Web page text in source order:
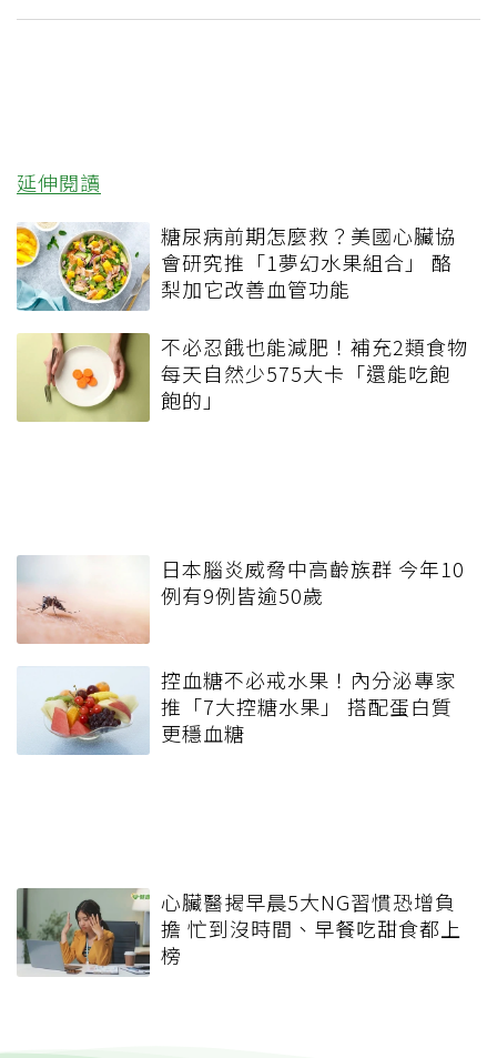
延伸閱讀
糖尿病前期怎麼救？美國心臟協
會研究推「1夢幻水果組合」 酪
梨加它改善血管功能
不必忍餓也能減肥！補充2類食物
每天自然少575大卡「還能吃飽
飽的」
日本腦炎威脅中高齡族群 今年10
例有9例皆逾50歲
控血糖不必戒水果！內分泌專家
推「7大控糖水果」 搭配蛋白質
更穩血糖
心臟醫揭早晨5大NG習慣恐增負
擔 忙到沒時間、早餐吃甜食都上
榜